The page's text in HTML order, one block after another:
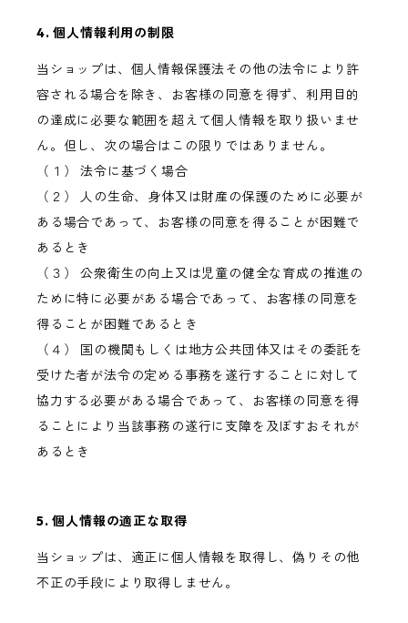
4. 個人情報利用の制限
当ショップは、個人情報保護法その他の法令により許
容される場合を除き、お客様の同意を得ず、利用目的
の達成に必要な範囲を超えて個人情報を取り扱いませ
ん。但し、次の場合はこの限りではありません。
（１） 法令に基づく場合
（２） 人の生命、身体又は財産の保護のために必要が
ある場合であって、お客様の同意を得ることが困難で
あるとき
（３） 公衆衛生の向上又は児童の健全な育成の推進の
ために特に必要がある場合であって、お客様の同意を
得ることが困難であるとき
（４） 国の機関もしくは地方公共団体又はその委託を
受けた者が法令の定める事務を遂行することに対して
協力する必要がある場合であって、お客様の同意を得
ることにより当該事務の遂行に支障を及ぼすおそれが
あるとき
5. 個人情報の適正な取得
当ショップは、適正に個人情報を取得し、偽りその他
不正の手段により取得しません。